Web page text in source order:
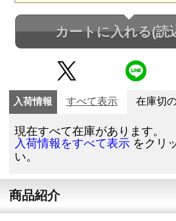
カートに入れる(読
入荷情報 すべて表示 在庫切
現在すべて在庫があります。
入荷情報をすべて表示 をクリ
い。
商品紹介